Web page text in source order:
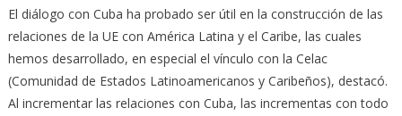
El diálogo con Cuba ha probado ser útil en la construcción de las
relaciones de la UE con América Latina y el Caribe, las cuales
hemos desarrollado, en especial el vínculo con la Celac
(Comunidad de Estados Latinoamericanos y Caribeños), destacó.
Al incrementar las relaciones con Cuba, las incrementas con todo